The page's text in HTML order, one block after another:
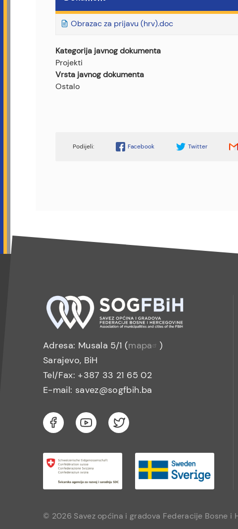
Obrazac za prijavu (hrv).doc
Kategorija javnog dokumenta
Projekti
Vrsta javnog dokumenta
Ostalo
Facebook Twitter
Adresa: Musala 5/1 (mapa
)
Sarajevo, BiH
Tel/Fax: +387 33 21 65 02
E-mail: savez@sogfbih.ba
© 2026 Savez općina i gradova Federacije Bosne i